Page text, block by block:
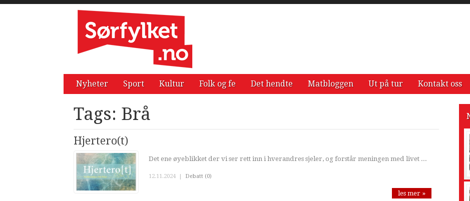
Nyheter Sport Kultur Folk og fe Det hendte Matbloggen Ut på tur Kontakt oss
Tags: Brå
Hjertero(t)
Det ene øyeblikket der vi ser rett inn i hverandres sjeler, og forstår meningen med livet ...
12.11.2024 | Debatt (0)
les mer »